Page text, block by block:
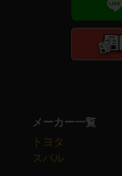
メーカー一覧
トヨタ
スバル